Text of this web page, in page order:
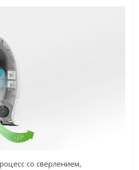
со сверлением,